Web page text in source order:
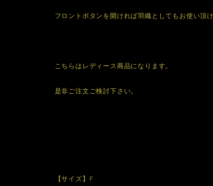
フロントボタンを開ければ羽織としてもお使い頂け
こちらはレディース商品になります。
是非ご注文ご検討下さい。
【サイズ】F